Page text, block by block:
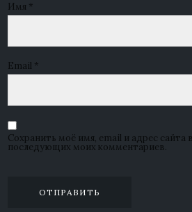
Имя *
Email *
Сохранить моё имя, email и адрес сайта
последующих моих комментариев.